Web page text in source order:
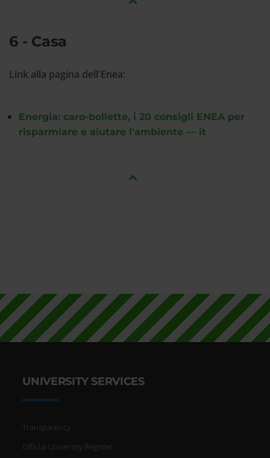
6 - Casa
Link alla pagina dell'Enea:
Energia: caro-bollette, i 20 consigli ENEA per
risparmiare e aiutare l'ambiente — it
UNIVERSITY SERVICES
Transparency
Official University Register